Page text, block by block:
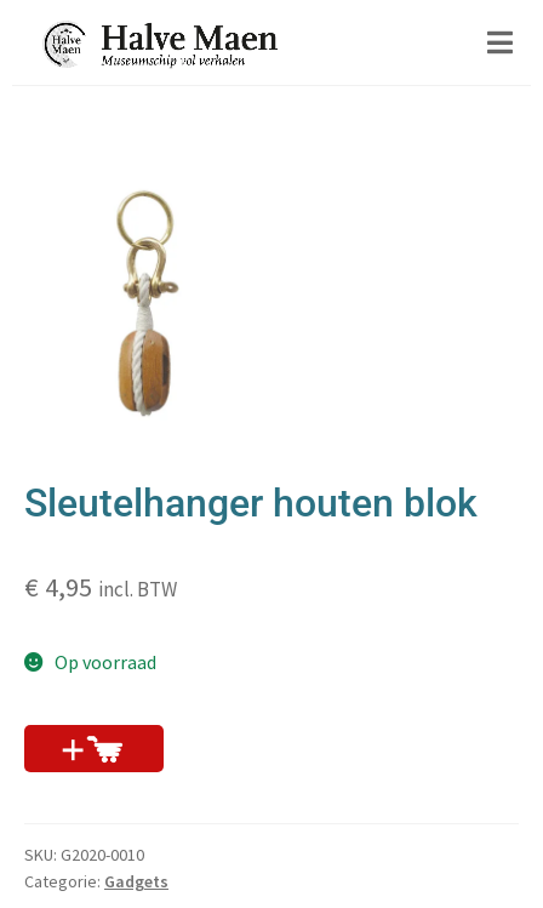
Sleutelhanger houten blok
€ 4,95 incl. BTW
Op voorraad
nu kopen
SKU: G2020-0010
Categorie: Gadgets